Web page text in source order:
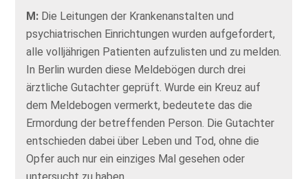
M: Die Leitungen der Krankenanstalten und
psychiatrischen Einrichtungen wurden aufgefordert,
alle volljährigen Patienten aufzulisten und zu melden.
In Berlin wurden diese Meldebögen durch drei
ärztliche Gutachter geprüft. Wurde ein Kreuz auf
dem Meldebogen vermerkt, bedeutete das die
Ermordung der betreffenden Person. Die Gutachter
entschieden dabei über Leben und Tod, ohne die
Opfer auch nur ein einziges Mal gesehen oder